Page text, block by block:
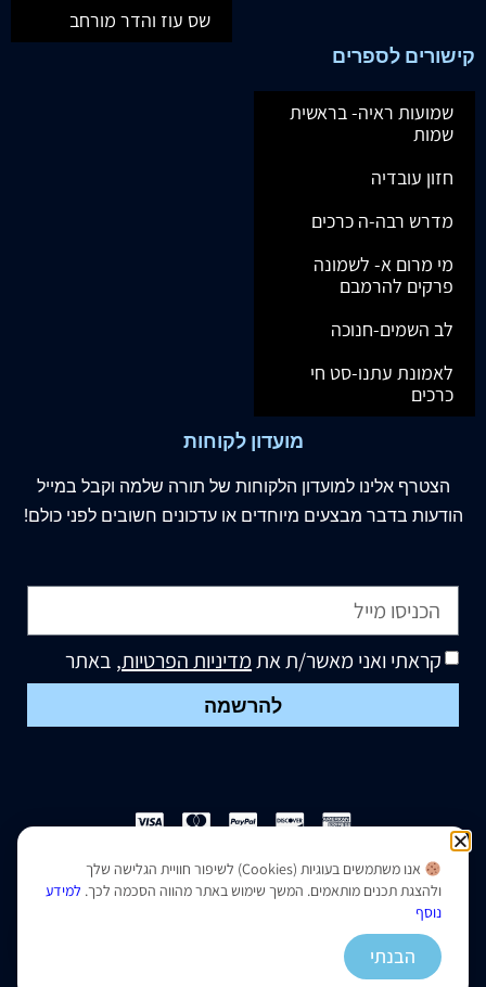
שס עוז והדר מורחב
קישורים לספרים
שמועות ראיה- בראשית
שמות
חזון עובדיה
מדרש רבה-ה כרכים
מי מרום א- לשמונה
פרקים להרמבם
לב השמים-חנוכה
לאמונת עתנו-סט חי
כרכים
מועדון לקוחות
הצטרף אלינו למועדון הלקוחות של תורה שלמה וקבל במייל
הודעות בדבר מבצעים מיוחדים או עדכונים חשובים לפני כולם!
קראתי ואני מאשר/ת אתמדיניות הפרטיות, באתר
להרשמה
הצהרת נגישות|מדיניות פרטיות
נבנה ועוצב על ידי –
אנו משתמשים בעוגיות (Cookies) לשיפור חוויית הגלישה שלך
ולהצגת תכנים מותאמים. המשך שימוש באתר מהווה הסכמה לכך. למידע
נוסף
הבנתי